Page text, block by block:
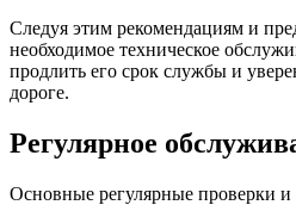
Следуя этим рекомендациям и
необходимое техническое
продлить его срок службы и
дороге.
Регулярное
Основные регулярные проверки